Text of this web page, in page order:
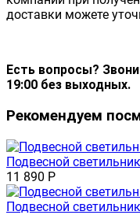
доставки можете
Есть вопросы?
19:00 без выходных.
Рекомендуем
Подвесной
11 890 Р
Подвесной